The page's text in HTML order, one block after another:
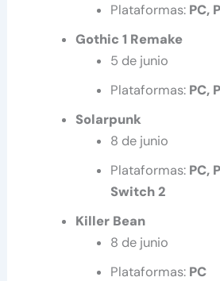
Plataformas: PC,
Gothic 1 Remake
5 de junio
Plataformas: PC,
Solarpunk
8 de junio
Plataformas: PC,
Switch 2
Killer Bean
8 de junio
Plataformas: PC